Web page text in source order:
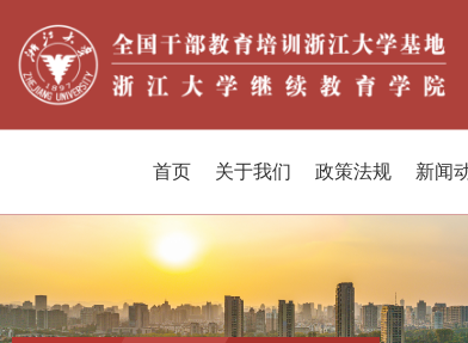
首页 关于我们 政策法规 新闻